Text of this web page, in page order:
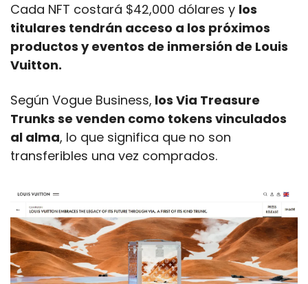
Cada NFT costará $42,000 dólares y los
titulares tendrán acceso a los próximos
productos y eventos de inmersión de Louis
Vuitton.
Según Vogue Business, los Via Treasure
Trunks se venden como tokens vinculados
al alma, lo que significa que no son
transferibles una vez comprados.